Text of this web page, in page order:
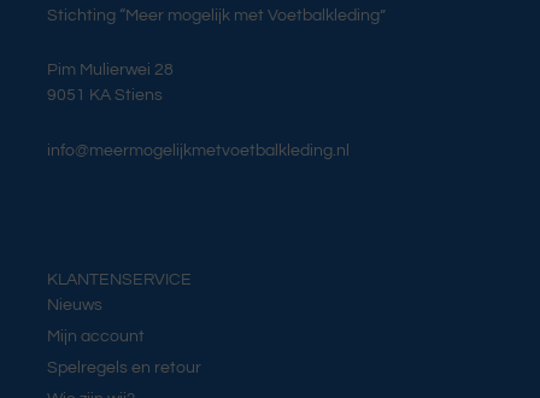
Stichting “Meer mogelijk met Voetbalkleding”
Pim Mulierwei 28
9051 KA Stiens
info@meermogelijkmetvoetbalkleding.nl
KLANTENSERVICE
Nieuws
Mijn account
Spelregels en retour